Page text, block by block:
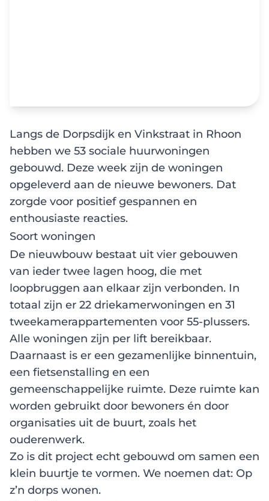
Langs de Dorpsdijk en Vinkstraat in Rhoon
hebben we 53 sociale huurwoningen
gebouwd. Deze week zijn de woningen
opgeleverd aan de nieuwe bewoners. Dat
zorgde voor positief gespannen en
enthousiaste reacties.
Soort woningen
De nieuwbouw bestaat uit vier gebouwen
van ieder twee lagen hoog, die met
loopbruggen aan elkaar zijn verbonden. In
totaal zijn er 22 driekamerwoningen en 31
tweekamerappartementen voor 55-plussers.
Alle woningen zijn per lift bereikbaar.
Daarnaast is er een gezamenlijke binnentuin,
een fietsenstalling en een
gemeenschappelijke ruimte. Deze ruimte kan
worden gebruikt door bewoners én door
organisaties uit de buurt, zoals het
ouderenwerk.
Zo is dit project echt gebouwd om samen een
klein buurtje te vormen. We noemen dat: Op
z’n dorps wonen.